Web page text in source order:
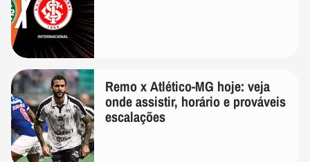
Remo x Atlético-MG hoje: veja
onde assistir, horário e prováveis
escalações